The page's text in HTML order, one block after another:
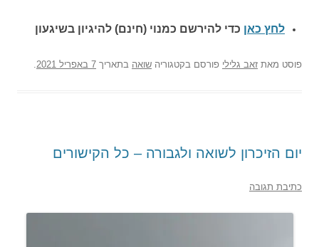
לחץ כאן כדי להירשם כמנוי (חינם) להיגיון בשיגעון
פוסטמאתזאב גליליפורסם בקטגוריהשואהבתאריך7 באפריל 2021 .
יום הזיכרון לשואה ולגבורה – כל הקישורים
כתיבת תגובה